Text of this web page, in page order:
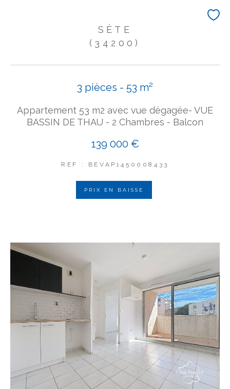
SÈTE
(34200)
3 pièces - 53 m²
Appartement 53 m2 avec vue dégagée- VUE
BASSIN DE THAU - 2 Chambres - Balcon
139 000 €
REF : BEVAP1450008433
PRIX EN BAISSE